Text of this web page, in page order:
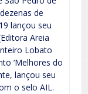
de
lançou seu
Areia
Lobato
‘Melhores do
lançou seu
o selo AIL.